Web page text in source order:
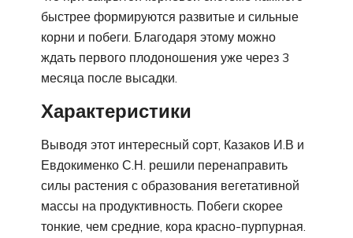
быстрее формируются развитые и сильные
корни и побеги. Благодаря этому можно
ждать первого плодоношения уже через 3
месяца после высадки.
Характеристики
Выводя этот интересный сорт, Казаков И.В и
Евдокименко С.Н. решили перенаправить
силы растения с образования вегетативной
массы на продуктивность. Побеги скорее
тонкие, чем средние, кора красно-пурпурная.